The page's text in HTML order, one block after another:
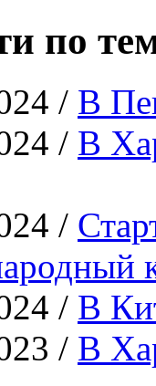
по
/ В
/ В
/
/ В
/ В